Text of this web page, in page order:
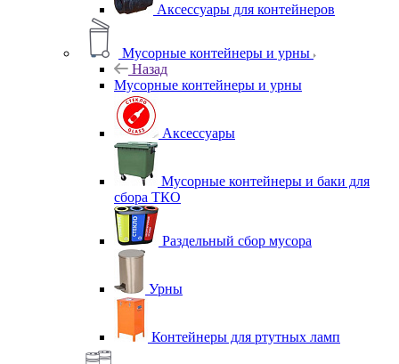
Аксессуары для контейнеров
Мусорные контейнеры и урны
Назад
Мусорные контейнеры и урны
Аксессуары
Мусорные контейнеры и баки для
сбора ТКО
Раздельный сбор мусора
Урны
Контейнеры для ртутных ламп